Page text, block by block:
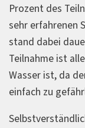
Prozent des
sehr erfahrenen
stand dabei
Teilnahme ist
Wasser ist, da
einfach zu